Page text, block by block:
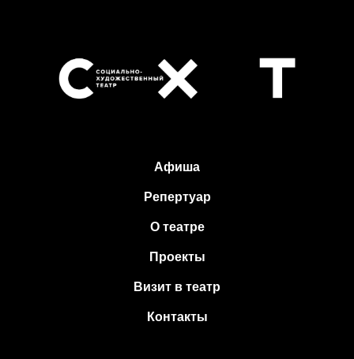
Афиша
Репертуар
О театре
Проекты
Визит в театр
Контакты